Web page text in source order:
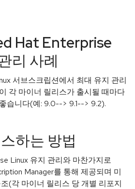
Hat Enterprise
리 사례
서브스크립션에서 최대 유지 관리
각 마이너 릴리스가 출시될 때마다
습니다(예: 9.0--> 9.1--> 9.2).
하는 방법
Linux 유지 관리와 마찬가지로
Manager를 통해 제공되며 미
(각 마이너 릴리스 당 개별 리포지